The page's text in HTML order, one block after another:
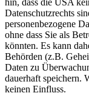
hin, dass die USA
Datenschutzrechts
personenbezogene
ohne dass Sie als
könnten. Es kann
Behörden (z.B.
Daten zu
dauerhaft speichern.
keinen Einfluss.